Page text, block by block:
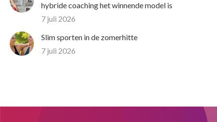
hybride coaching het winnende model is
7 juli 2026
Slim sporten in de zomerhitte
7 juli 2026